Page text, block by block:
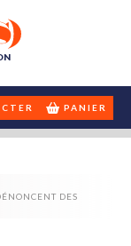
PANIER
DES